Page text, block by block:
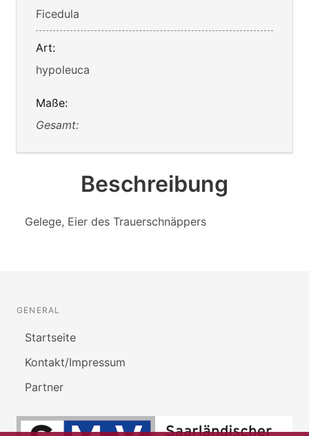
Ficedula
Art:
hypoleuca
Maße:
Gesamt:
Beschreibung
Gelege, Eier des Trauerschnäppers
GENERAL
Startseite
Kontakt/Impressum
Partner